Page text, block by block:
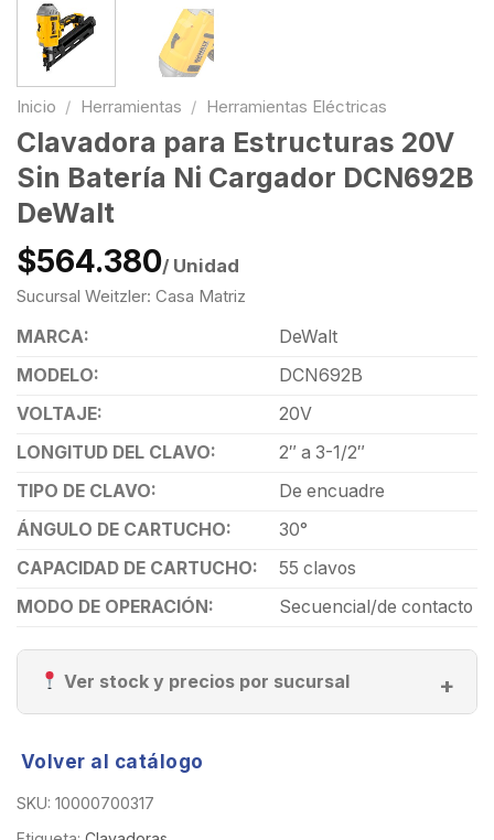
Inicio / Herramientas / Herramientas Eléctricas
Clavadora para Estructuras 20V
Sin Batería Ni Cargador DCN692B
DeWalt
$564.380/ Unidad
Sucursal Weitzler: Casa Matriz
MARCA:
DeWalt
MODELO:
DCN692B
VOLTAJE:
20V
LONGITUD DEL CLAVO:
2″ a 3-1/2″
TIPO DE CLAVO:
De encuadre
ÁNGULO DE CARTUCHO:
30°
CAPACIDAD DE CARTUCHO:
55 clavos
MODO DE OPERACIÓN:
Secuencial/de contacto
Ver stock y precios por sucursal
Volver al catálogo
SKU: 10000700317